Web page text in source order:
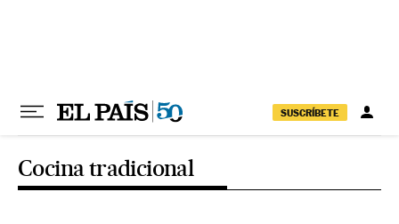
SUSCRÍBETE
Cocina tradicional